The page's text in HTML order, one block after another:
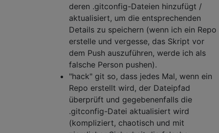
deren .gitconfig-Dateien hinzufügt /
aktualisiert, um die entsprechenden
Details zu speichern (wenn ich ein Repo
erstelle und vergesse, das Skript vor
dem Push auszuführen, werde ich als
falsche Person pushen).
"hack" git so, dass jedes Mal, wenn ein
Repo erstellt wird, der Dateipfad
überprüft und gegebenenfalls die
.gitconfig-Datei aktualisiert wird
(kompliziert, chaotisch und mit